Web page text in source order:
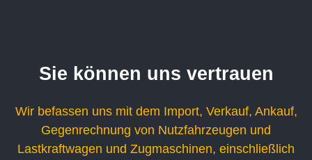
Sie können uns vertrauen
Wir befassen uns mit dem Import, Verkauf, Ankauf,
Gegenrechnung von Nutzfahrzeugen und
Lastkraftwagen und Zugmaschinen, einschließlich